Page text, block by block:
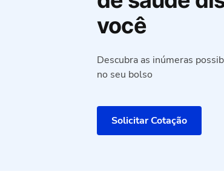
você
Descubra as inúmeras
no seu bolso
Solicitar Cotação